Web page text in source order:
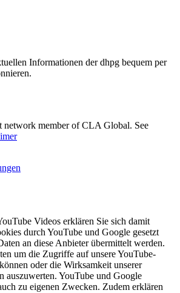
Informationen der dhpg bequem per
network member of CLA Global. See
Videos erklären Sie sich damit
durch YouTube und Google gesetzt
an diese Anbieter übermittelt werden.
um die Zugriffe auf unsere YouTube-
oder die Wirksamkeit unserer
auszuwerten. YouTube und Google
zu eigenen Zwecken. Zudem erklären